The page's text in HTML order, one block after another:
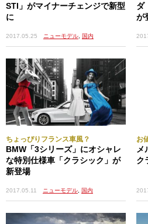
STI」がマイナーチェンジで新型
に
2017.05.25 ニューモデル 国内
ダ
が
ちょっぴりフランス車風？
BMW「3シリーズ」にオシャレ
な特別仕様車「クラシック」が
新登場
2017.05.11 ニューモデル 国内
お
メ
ク